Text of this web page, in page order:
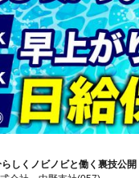
しくノビノビと働く裏技公